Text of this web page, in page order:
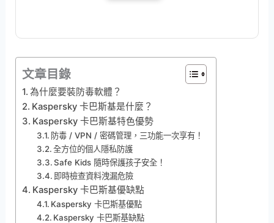
文章目錄
為什麼要裝防毒軟體？
Kaspersky 卡巴斯基是什麼？
Kaspersky 卡巴斯基特色優勢
防毒 / VPN / 密碼管理，三功能一次享有！
全方位的個人隱私防護
Safe Kids 隨時保護孩子安全！
即時檢查資料洩漏危險
Kaspersky 卡巴斯基優缺點
Kaspersky 卡巴斯基優點
Kaspersky 卡巴斯基缺點